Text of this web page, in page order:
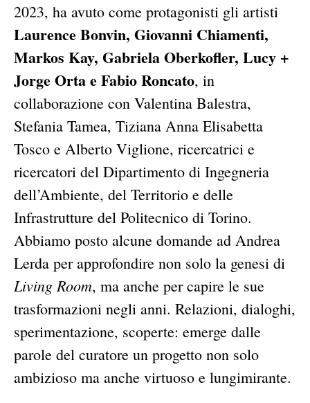
2023, ha avuto come protagonisti gli artisti
Laurence Bonvin, Giovanni Chiamenti,
Markos Kay, Gabriela Oberkofler, Lucy +
Jorge Orta e Fabio Roncato, in
collaborazione con Valentina Balestra,
Stefania Tamea, Tiziana Anna Elisabetta
Tosco e Alberto Viglione, ricercatrici e
ricercatori del Dipartimento di Ingegneria
dell’Ambiente, del Territorio e delle
Infrastrutture del Politecnico di Torino.
Abbiamo posto alcune domande ad Andrea
Lerda per approfondire non solo la genesi di
Living Room, ma anche per capire le sue
trasformazioni negli anni. Relazioni, dialoghi,
sperimentazione, scoperte: emerge dalle
parole del curatore un progetto non solo
ambizioso ma anche virtuoso e lungimirante.